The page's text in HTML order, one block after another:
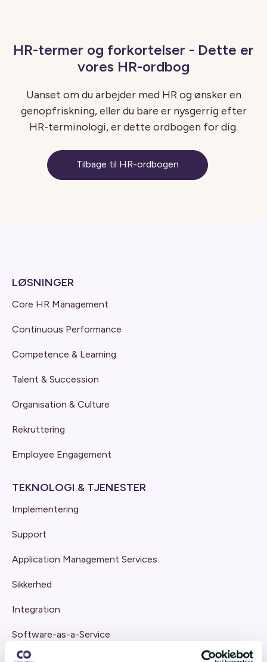
HR-termer og forkortelser - Dette er
vores HR-ordbog
Uanset om du arbejder med HR og ønsker en
genopfriskning, eller du bare er nysgerrig efter
HR-terminologi, er dette ordbogen for dig.
Tilbage til HR-ordbogen
LØSNINGER
Core HR Management
Continuous Performance
Competence & Learning
Talent & Succession
Organisation & Culture
Rekruttering
Employee Engagement
TEKNOLOGI & TJENESTER
Implementering
Support
Application Management Services
Sikkerhed
Integration
Software-as-a-Service
Cloud Arkitektur